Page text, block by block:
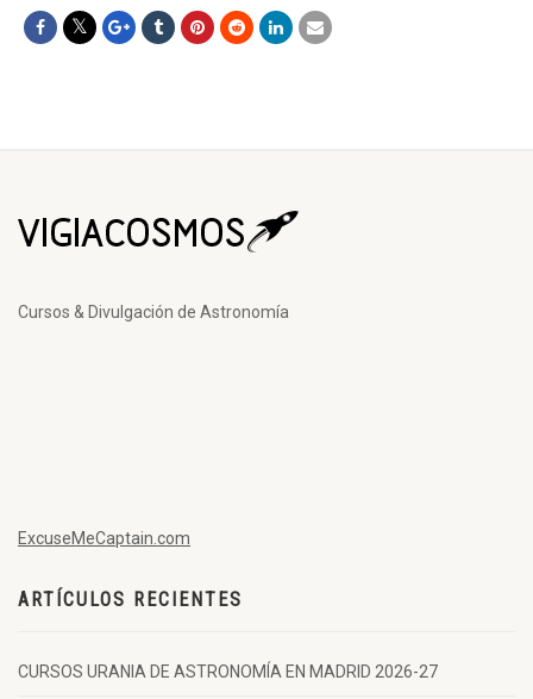
Cursos & Divulgación de Astronomía
ExcuseMeCaptain.com
ARTÍCULOS RECIENTES
CURSOS URANIA DE ASTRONOMÍA EN MADRID 2026-27